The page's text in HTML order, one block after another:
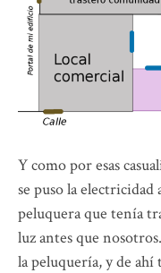
Y como por esas
se puso la electricidad
peluquera que tenía
luz antes que
la peluquería, y de ahí